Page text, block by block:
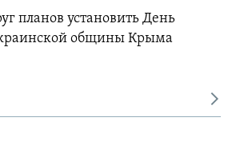
планов установить День
общины Крыма